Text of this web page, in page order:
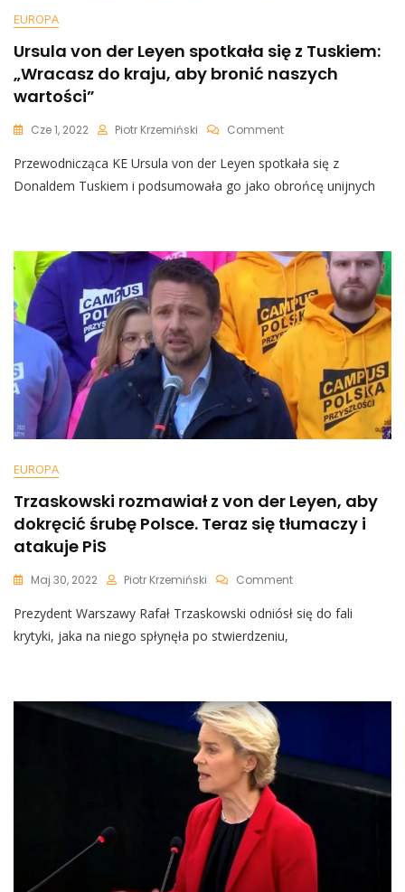
EUROPA
Ursula von der Leyen spotkała się z Tuskiem:
„Wracasz do kraju, aby bronić naszych
wartości”
Cze 1, 2022 Piotr Krzemiński CommentOn
Von
Der
Z
Tuskiem:
„Wracasz
Do
Kraju,
Aby
Bronić
Naszych
Wartości”
Przewodnicząca KE Ursula von der Leyen spotkała się z
Donaldem Tuskiem i podsumowała go jako obrońcę unijnych
EUROPA
Trzaskowski rozmawiał z von der Leyen, aby
dokręcić śrubę Polsce. Teraz się tłumaczy i
atakuje PiS
Maj 30, 2022 Piotr Krzemiński CommentOn
Rozmawiał
Aby
I
Atakuje
Prezydent Warszawy Rafał Trzaskowski odniósł się do fali
krytyki, jaka na niego spłynęła po stwierdzeniu,